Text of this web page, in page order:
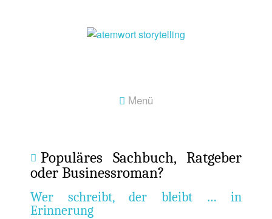
Menü
Populäres Sachbuch, Ratgeber
oder Businessroman?
Wer schreibt, der bleibt … in
Erinnerung